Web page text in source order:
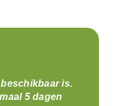
is.
5 dagen